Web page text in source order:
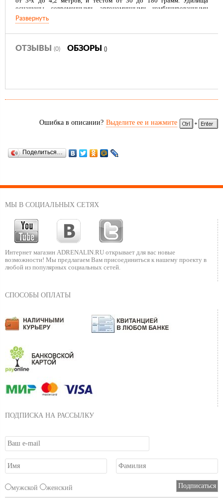
оснащены современными, эргономичными комбинированными
рукоятями из пробки и неопрена (EVA ), современным
эргономичным катушкодержателем. Удилища комплектуются тремя
квивертипами различной жесткости. Квивертипы оснащены
предотвращает перехлест лески.
• Конструкция «тюльпан», предотвращающая перехлест лески
Рукоятка:
дизайн
Вершинки:
• Три сменные вершинки в тубусе
Развернуть
ОТЗЫВЫ (0) ОБЗОРЫ ()
Ошибка в описании? Выделите ее и нажмите
Поделиться…
МЫ В СОЦИАЛЬНЫХ СЕТЯХ
Интернет магазин ADRENALIN.RU открывает для вас новые
возможности! Мы предлагаем Вам присоединиться к нашему проекту в
любой из популярных социальных сетей.
СПОСОБЫ ОПЛАТЫ
ПОДПИСКА НА РАССЫЛКУ
мужской женский